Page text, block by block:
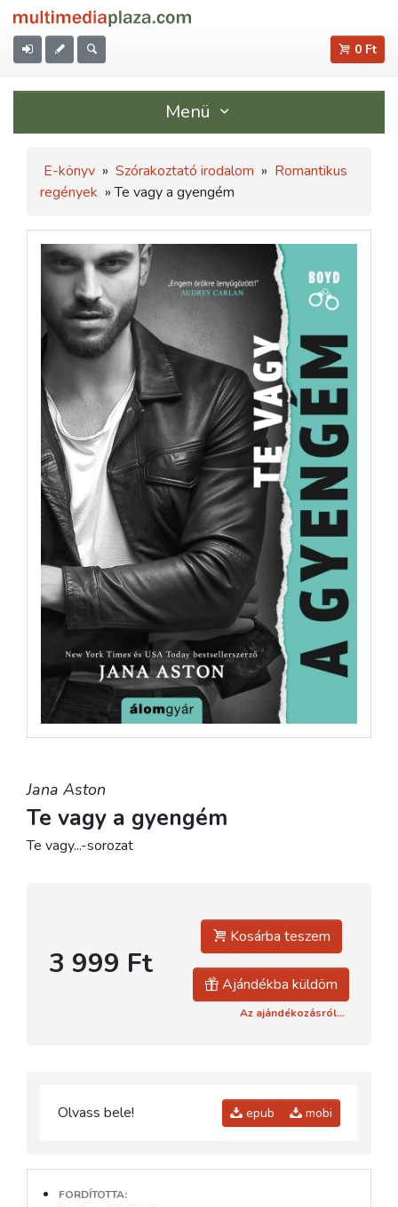
0 Ft
Menü
E-könyv » Szórakoztató irodalom » Romantikus
regények » Te vagy a gyengém
Jana Aston
Te vagy a gyengém
Te vagy...-sorozat
3 999 Ft
Kosárba teszem
Ajándékba küldöm
Az ajándékozásról...
Olvass bele! epub mobi
FORDÍTOTTA: